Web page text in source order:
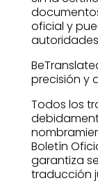
oficial y
precisión y
Todos los
Boletín
garantiza
traducción